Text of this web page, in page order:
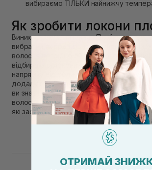
вибираємо ТІЛЬКИ найнижчу
Як зробити локони
Виникає також питання «Плойка для
вибрати і як правильно крутити локони?»
волосся потрібно обережно, окремими
відбираючи локони, прокручуйте
напрямку від обличчя, тоді локони
додадуть образу завершеності. Готово,
ви знаєте, яку плойку вибрати, як
волосся на плойку, як підготувати
які засоби використовувати і як зробити
ОТРИМАЙ